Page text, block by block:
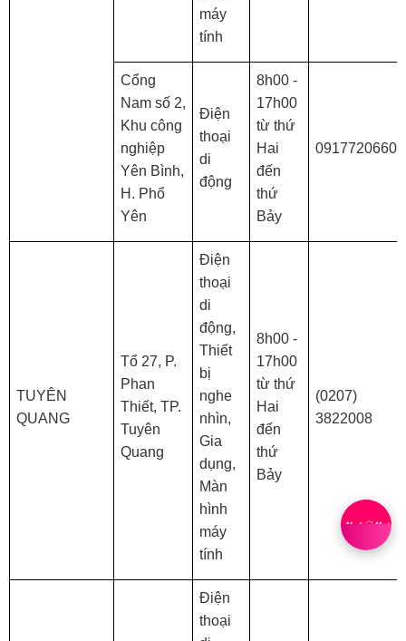
máy
tính
Cổng
Nam số 2,
Khu công
nghiệp
Yên Bình,
H. Phổ
Yên
Điện
thoại
di
động
8h00 -
17h00
từ thứ
Hai
đến
thứ
Bảy
0917720660
TUYÊN
QUANG
Tổ 27, P.
Phan
Thiết, TP.
Tuyên
Quang
Điện
thoại
di
động,
Thiết
bị
nghe
nhìn,
Gia
dụng,
Màn
hình
máy
tính
8h00 -
17h00
từ thứ
Hai
đến
thứ
Bảy
(0207)
3822008
Điện
thoại